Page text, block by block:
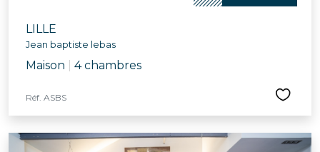
LILLE
Jean baptiste lebas
Maison 4 chambres
Réf. ASBS